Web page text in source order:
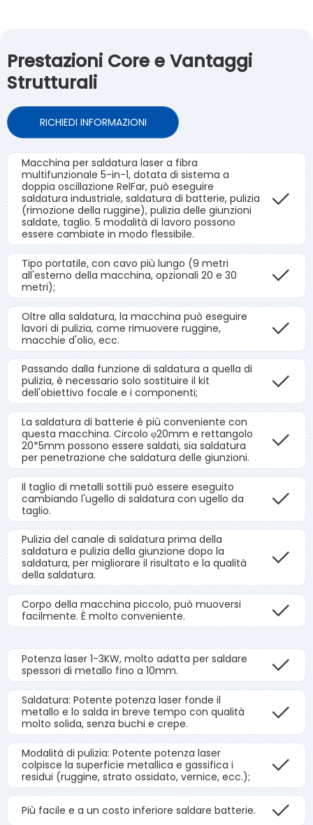
Prestazioni Core e Vantaggi
Strutturali
RICHIEDI INFORMAZIONI
Macchina per saldatura laser a fibra
multifunzionale 5-in-1, dotata di sistema a
doppia oscillazione RelFar, può eseguire
saldatura industriale, saldatura di batterie, pulizia
(rimozione della ruggine), pulizia delle giunzioni
saldate, taglio. 5 modalità di lavoro possono
essere cambiate in modo flessibile.
Tipo portatile, con cavo più lungo (9 metri
all'esterno della macchina, opzionali 20 e 30
metri);
Oltre alla saldatura, la macchina può eseguire
lavori di pulizia, come rimuovere ruggine,
macchie d'olio, ecc.
Passando dalla funzione di saldatura a quella di
pulizia, è necessario solo sostituire il kit
dell'obiettivo focale e i componenti;
La saldatura di batterie è più conveniente con
questa macchina. Circolo φ20mm e rettangolo
20*5mm possono essere saldati, sia saldatura
per penetrazione che saldatura delle giunzioni.
Il taglio di metalli sottili può essere eseguito
cambiando l'ugello di saldatura con ugello da
taglio.
Pulizia del canale di saldatura prima della
saldatura e pulizia della giunzione dopo la
saldatura, per migliorare il risultato e la qualità
della saldatura.
Corpo della macchina piccolo, può muoversi
facilmente. È molto conveniente.
Potenza laser 1-3KW, molto adatta per saldare
spessori di metallo fino a 10mm.
Saldatura: Potente potenza laser fonde il
metallo e lo salda in breve tempo con qualità
molto solida, senza buchi e crepe.
Modalità di pulizia: Potente potenza laser
colpisce la superficie metallica e gassifica i
residui (ruggine, strato ossidato, vernice, ecc.);
Più facile e a un costo inferiore saldare batterie.